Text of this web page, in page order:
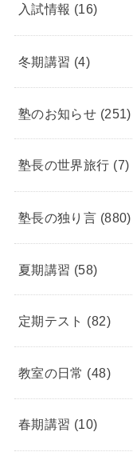
入試情報 (16)
冬期講習 (4)
塾のお知らせ (251)
塾長の世界旅行 (7)
塾長の独り言 (880)
夏期講習 (58)
定期テスト (82)
教室の日常 (48)
春期講習 (10)